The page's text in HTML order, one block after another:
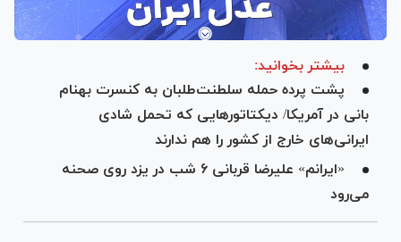
بیشتر بخوانید:
پشت پرده حمله سلطنت‌طلبان به کنسرت بهنام
بانی در آمریکا/ دیکتاتورهایی که تحمل شادی
ایرانی‌های خارج از کشور را هم ندارند
«ایرانم» علیرضا قربانی ۶ شب در یزد روی صحنه
می‌رود